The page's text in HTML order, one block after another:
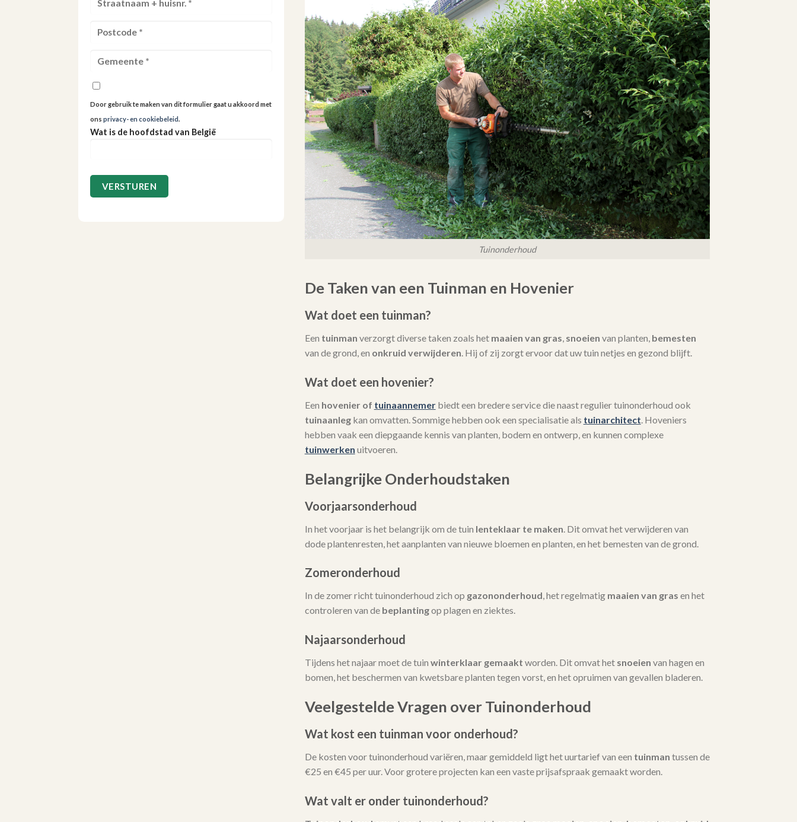
Door gebruik te maken van dit formulier gaat u akkoord met
ons privacy- en cookiebeleid.
Wat is de hoofdstad van België
Tuinonderhoud
De Taken van een Tuinman en Hovenier
Wat doet een tuinman?
Een tuinman verzorgt diverse taken zoals het maaien van gras, snoeien van planten, bemesten
van de grond, en onkruid verwijderen. Hij of zij zorgt ervoor dat uw tuin netjes en gezond blijft.
Wat doet een hovenier?
Een hovenier of tuinaannemerbiedt een bredere service die naast regulier tuinonderhoud ook
tuinaanlegkan omvatten. Sommige hebben ook een specialisatie als tuinarchitect. Hoveniers
hebben vaak een diepgaande kennis van planten, bodem en ontwerp, en kunnen complexe
tuinwerken uitvoeren.
Belangrijke Onderhoudstaken
Voorjaarsonderhoud
In het voorjaar is het belangrijk om de tuin lenteklaar te maken . Dit omvat het verwijderen van
dode plantenresten, het aanplanten van nieuwe bloemen en planten, en het bemesten van de grond.
Zomeronderhoud
In de zomer richt tuinonderhoud zich op gazononderhoud, het regelmatig maaien van gras en het
controleren van de beplantingop plagen en ziektes.
Najaarsonderhoud
Tijdens het najaar moet de tuin winterklaar gemaakt worden. Dit omvat het snoeien van hagen en
bomen, het beschermen van kwetsbare planten tegen vorst, en het opruimen van gevallen bladeren.
Veelgestelde Vragen over Tuinonderhoud
Wat kost een tuinman voor onderhoud?
De kosten voor tuinonderhoud variëren, maar gemiddeld ligt het uurtarief van een tuinman tussen de
€25 en €45 per uur. Voor grotere projecten kan een vaste prijsafspraak gemaakt worden.
Wat valt er onder tuinonderhoud?